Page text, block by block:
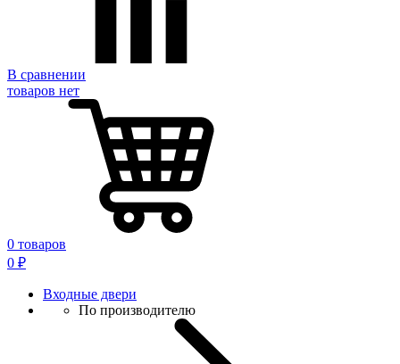
В сравнении
товаров нет
0 товаров
0 ₽
Входные двери
По производителю